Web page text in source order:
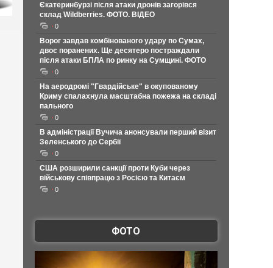
Єкатеринбурзі після атаки дронів загорівся
склад Wildberries. ФОТО. ВІДЕО
0
Ворог завдав комбінованого удару по Сумах,
двоє поранених. Ще десятеро постраждали
після атаки БПЛА по ринку на Сумщині. ФОТО
0
На аеродромі "Гвардійське" в окупованому
Криму спалахнула масштабна пожежа на складі
пального
0
В адміністрації Вучича анонсували перший візит
Зеленського до Сербії
0
США розширили санкції проти Куби через
військову співпрацю з Росією та Китаєм
0
ФОТО